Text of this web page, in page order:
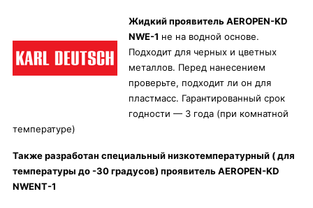
Жидкий проявитель AEROPEN-KD
NWE-1 не на водной основе.
Подходит для черных и цветных
металлов. Перед нанесением
проверьте, подходит ли он для
пластмасс. Гарантированный срок
годности — 3 года (при комнатной
температуре)
Также разработан специальный низкотемпературный ( для
температуры до -30 градусов) проявитель AEROPEN-KD
NWENT-1